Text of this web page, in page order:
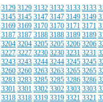
3129 3129 3132 3132 3133 3133
3145 3145 3147 3147 3149 3149
3169 3169 3170 3170 3171 3171
3187 3187 3188 3188 3189 3189
3204 3204 3205 3205 3206 3206
3227 3227 3230 3230 3231 3231
3243 3243 3244 3244 3245 3245
3260 3260 3263 3263 3265 3265
3283 3283 3285 3285 3286 3286
3301 3301 3302 3302 3303 3303
3318 3318 3319 3319 3321 3321